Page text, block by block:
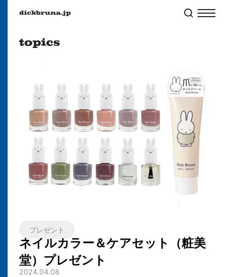
プレゼント
ネイルカラー＆ケアセット（粧美
堂）プレゼント
2024.04.08